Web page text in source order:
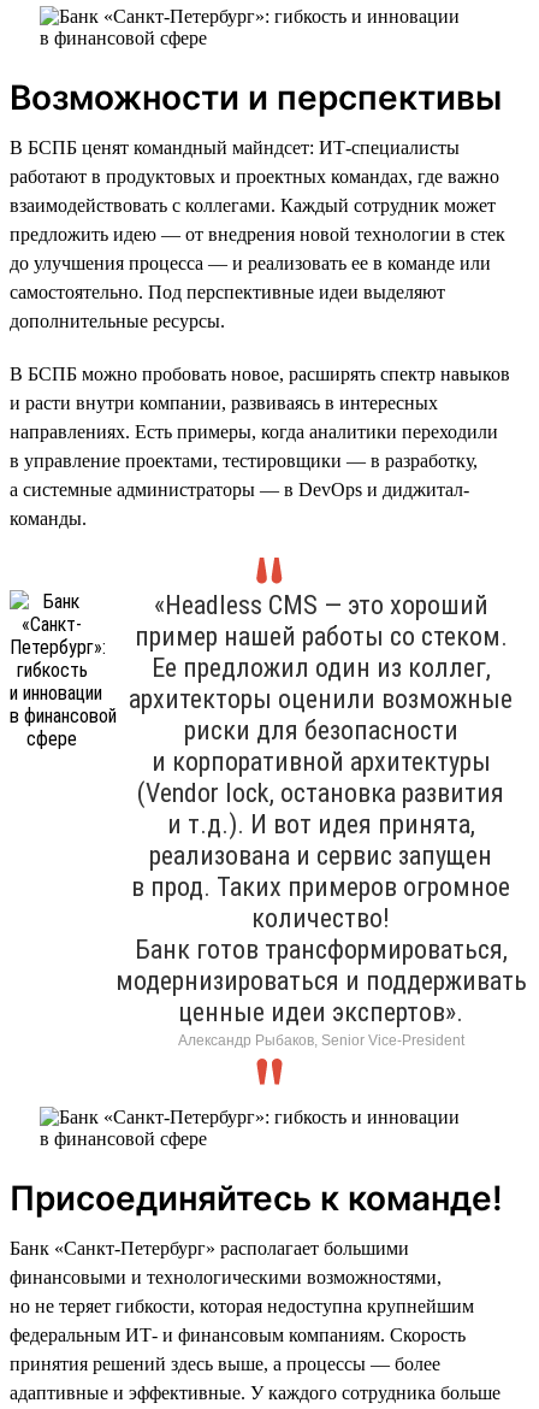
Возможности и перспективы
В БСПБ ценят командный майндсет: ИТ-специалисты
работают в продуктовых и проектных командах, где важно
взаимодействовать с коллегами. Каждый сотрудник может
предложить идею — от внедрения новой технологии в стек
до улучшения процесса — и реализовать ее в команде или
самостоятельно. Под перспективные идеи выделяют
дополнительные ресурсы.
В БСПБ можно пробовать новое, расширять спектр навыков
и расти внутри компании, развиваясь в интересных
направлениях. Есть примеры, когда аналитики переходили
в управление проектами, тестировщики — в разработку,
а системные администраторы — в DevOps и диджитал-
команды.
«Headless CMS — это хороший
пример нашей работы со стеком.
Ее предложил один из коллег,
архитекторы оценили возможные
риски для безопасности
и корпоративной архитектуры
(Vendor lock, остановка развития
и т.д.). И вот идея принята,
реализована и сервис запущен
в прод. Таких примеров огромное
количество!
Банк готов трансформироваться,
модернизироваться и поддерживать
ценные идеи экспертов».
Александр Рыбаков, Senior Vice-President
Присоединяйтесь к команде!
Банк «Санкт-Петербург» располагает большими
финансовыми и технологическими возможностями,
но не теряет гибкости, которая недоступна крупнейшим
федеральным ИТ- и финансовым компаниям. Скорость
принятия решений здесь выше, а процессы — более
адаптивные и эффективные. У каждого сотрудника больше